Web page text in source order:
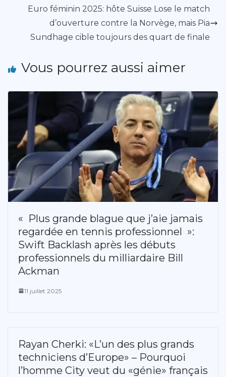
Euro féminin 2025: hôte Suisse Lose le match
d’ouverture contre la Norvège, mais Pia
Sundhage cible toujours des quart de finale
Vous pourrez aussi aimer
« Plus grande blague que j’aie jamais
regardée en tennis professionnel »:
Swift Backlash après les débuts
professionnels du milliardaire Bill
Ackman
11 juillet 2025
Rayan Cherki: «L’un des plus grands
techniciens d’Europe» – Pourquoi
l’homme City veut du «génie» français